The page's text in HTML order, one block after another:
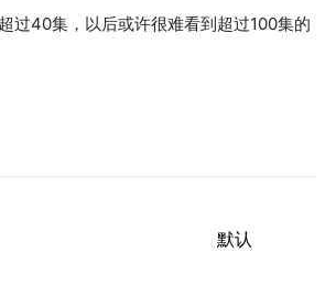
过40集，以后或许很难看到超过100集的
默认